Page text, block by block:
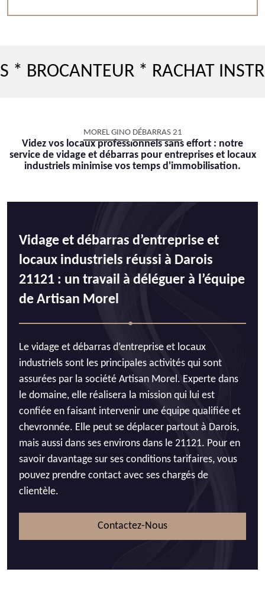
* RACHAT
MOREL GINO DÉBARRAS 21
Videz vos locaux professionnels sans effort : notre
service de vidage et débarras pour entreprises et locaux
industriels minimise vos temps d'immobilisation.
Vidage et débarras d’entreprise et
locaux industriels réussi à Darois
21121 : un travail à déléguer à l’équipe
de Artisan Morel
Le vidage et débarras d’entreprise et locaux
industriels sont les principales activités qui sont
assurées par la société Artisan Morel. Experte dans
le domaine, elle réalisera la mission qui lui est
confiée en faisant intervenir une équipe qualifiée et
chevronnée. Elle peut se déplacer partout à Darois,
mais aussi dans ses environs dans le 21121. Pour en
savoir davantage sur ses conditions tarifaires, vous
pouvez prendre contact avec ses chargés de
clientèle.
Contactez-Nous